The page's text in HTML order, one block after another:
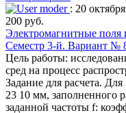
moder : 20
200 руб.
Электромагнитные поля
Семестр 3-й. Вариант №
Цель работы:
сред на процесс
Задание для расчета.
23 10 мм, заполненного
заданной частоты f: